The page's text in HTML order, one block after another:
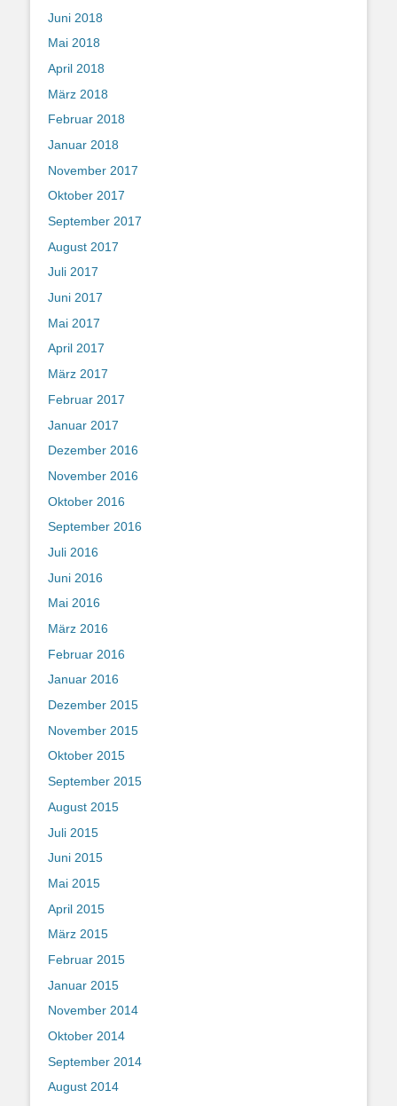
Juni 2018
Mai 2018
April 2018
März 2018
Februar 2018
Januar 2018
November 2017
Oktober 2017
September 2017
August 2017
Juli 2017
Juni 2017
Mai 2017
April 2017
März 2017
Februar 2017
Januar 2017
Dezember 2016
November 2016
Oktober 2016
September 2016
Juli 2016
Juni 2016
Mai 2016
März 2016
Februar 2016
Januar 2016
Dezember 2015
November 2015
Oktober 2015
September 2015
August 2015
Juli 2015
Juni 2015
Mai 2015
April 2015
März 2015
Februar 2015
Januar 2015
November 2014
Oktober 2014
September 2014
August 2014